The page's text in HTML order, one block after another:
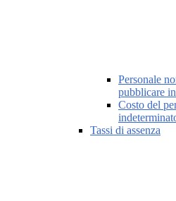
Personale
pubblicare
Costo del
Tassi di assenza